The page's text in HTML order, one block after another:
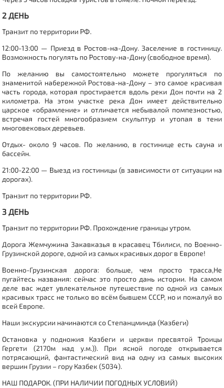
2 ДЕНЬ
Транзит по территории РФ.
12:00-13:00 — Приезд в Ростов-на-Дону. Заселение в гостиницу.
Возможность погулять по Ростову-на-Дону (свободное время).
По желанию вы самостоятельно можете прогуляться по
знаменитой набережной Ростова-на-Дону – это самое красивая
часть города, которая простирается вдоль реки Дон почти на 2
километра. На этом участке река Дон имеет действительно
царское «обрамление» и отличается небывалой помпезностью,
встречая гостей многообразием скульптур и утопая в тени
многовековых деревьев.
Отдых- около 9 часов. По желанию, в гостинице есть сауна и
бассейн.
21:00-22:00 — Выезд из гостиницы (в зависимости от ситуации на
дорогах).
Транзит по территории РФ.
3 ДЕНЬ
Транзит по территории РФ. Прохождение границы утром.
Дорога Жемчужина Закавказья в красавец Тбилиси, по Военно-
Грузинской дороге, одной из самых красивых дорог в Европе!
Военно-Грузинская дорога: больше, чем просто трасса,Не
пугайтесь названия: сейчас это просто дань истории. На самом
деле вас ждет увлекательное путешествие по одной из самых
красивых трасс не только во всём бывшем СССР, но и пожалуй во
всей Европе.
Наши экскурсии начинаются со Степанцминда (Казбеги)
Остановка у подножия Казбеги и церкви пресвятой Троицы
Гергети (2170м над у.м.)). При ясной погоде открывается
потрясающий, фантастический вид на одну из самых высоких
вершин Грузии – гору Казбек (5034).
НАШ ПОДАРОК. (ПРИ НАЛИЧИИ ПОГОДНЫХ УСЛОВИЙ)